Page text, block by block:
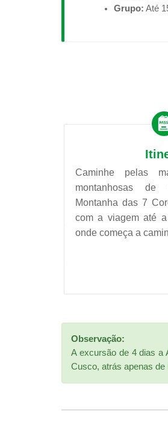
Grupo: Até
Caminhe pelas
montanhosas
Montanha das 7
com a viagem até
onde começa a
Observação:
A excursão de 4 dias a
Cusco, atrás apenas